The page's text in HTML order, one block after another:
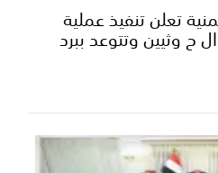
تعلن تنفيذ عملية
وثيين وتتوعد ببرد